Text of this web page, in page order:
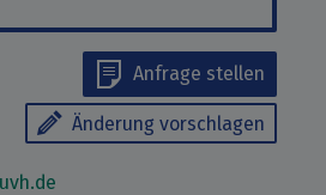
Anfrage stellen
Änderung vorschlagen